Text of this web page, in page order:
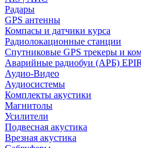
Радары
GPS антенны
Компасы и датчики курса
Радиолокационные станции
Спутниковые GPS трекеры и
Аварийные радиобуи (АРБ)
Аудио-Видео
Аудиосистемы
Комплекты акустики
Магнитолы
Усилители
Подвесная акустика
Врезная акустика